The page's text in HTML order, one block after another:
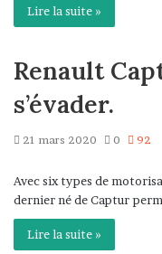
Lire la suite »
Renault
s’évader.
21 mars 2020 0 92
Avec six types de
dernier né de Captur
Lire la suite »